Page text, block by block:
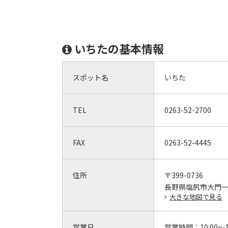
いちたの基本情報
スポット名 いちた
TEL 0263-52-2700
FAX 0263-52-4445
住所
〒399-0736
長野県塩尻市大門
大きな地図で見る